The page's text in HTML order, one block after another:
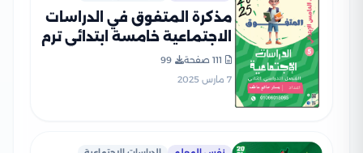
مذكرة المتفوق في الدراسات
الاجتماعية خامسة ابتدائي ترم
ثاني بصيغة PDF
111 صفحة
99
7 مارس 2025